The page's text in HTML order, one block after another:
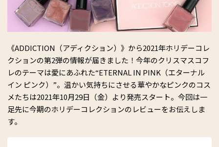
《ADDICTION（アディクション）》から2021年ホリデーコレ
クションの第2弾の情報が届きました！今年のクリスマスコフ
レのテーマは愛にあふれた“ETERNAL IN PINK（エターナル
イン ピンク）”。温かい気持ちにさせる華やかなピンクのコス
メたちは2021年10月29日（金）より発売スタート。今回は一
足先に今期のホリデーコレクションのレビューをお伝えしま
す。